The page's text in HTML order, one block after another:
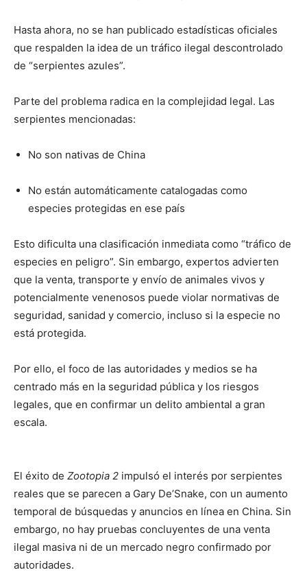
Hasta ahora, no se han publicado estadísticas oficiales
que respalden la idea de un tráfico ilegal descontrolado
de “serpientes azules”.
Parte del problema radica en la complejidad legal. Las
serpientes mencionadas:
No son nativas de China
No están automáticamente catalogadas como
especies protegidas en ese país
Esto dificulta una clasificación inmediata como “tráfico de
especies en peligro”. Sin embargo, expertos advierten
que la venta, transporte y envío de animales vivos y
potencialmente venenosos puede violar normativas de
seguridad, sanidad y comercio, incluso si la especie no
está protegida.
Por ello, el foco de las autoridades y medios se ha
centrado más en la seguridad pública y los riesgos
legales, que en confirmar un delito ambiental a gran
escala.
El éxito de Zootopia 2 impulsó el interés por serpientes
reales que se parecen a Gary De’Snake, con un aumento
temporal de búsquedas y anuncios en línea en China. Sin
embargo, no hay pruebas concluyentes de una venta
ilegal masiva ni de un mercado negro confirmado por
autoridades.